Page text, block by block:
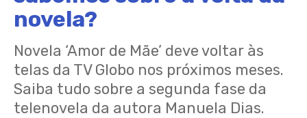
novela?
Novela ‘Amor de Mãe’ deve voltar às
telas da TV Globo nos próximos meses.
Saiba tudo sobre a segunda fase da
telenovela da autora Manuela Dias.